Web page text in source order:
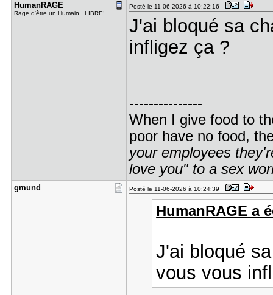
HumanRAGE
Rage d'être un Humain...LIBRE!
Posté le 11-06-2026 à 10:22:16
J'ai bloqué sa
infligez ça ?
---------------
When I give food to
poor have no food,
your employees
love you" to a sex
gmund Posté le 11-06-2026 à 10:24:39
HumanRAGE a
J'ai bloqué
vous vous